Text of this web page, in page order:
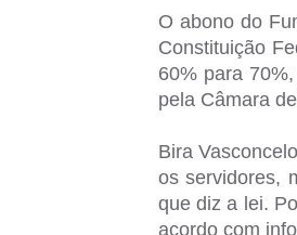
O abono do
Constituição
60% para
pela Câmara
Bira
os servidores,
que diz a lei.
acordo com